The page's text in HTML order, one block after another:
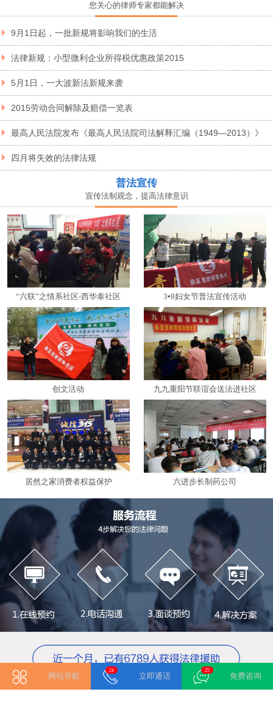
您关心的律师专家都能解决
9月1日起，一批新规将影响我们的生活
法律新规：小型微利企业所得税优惠政策2015
5月1日，一大波新法新规来袭
2015劳动合同解除及赔偿一览表
最高人民法院发布《最高人民法院司法解释汇编（1949—2013）》
四月将失效的法律法规
普法宣传
宣传法制观念，提高法律意识
“六联”之情系社区-西华泰社区 3▪8妇女节普法宣传活动
创文活动 九九重阳节联谊会送法进社区
居然之家消费者权益保护 六进步长制药公司
网站导航 立即通话
24
免费咨询
21